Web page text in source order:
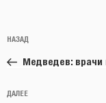
по
записям
Предыдущая
запись:
НАЗАД
Медведев:
Следующая
ДАЛЕЕ